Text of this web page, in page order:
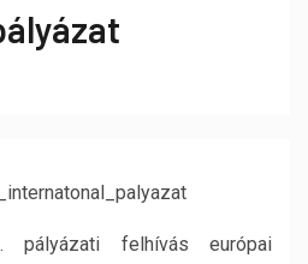
pályázati felhívás európai